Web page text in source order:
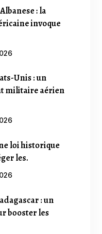
: la
invoque
Unis : un
militaire aérien
loi historique
les.
: un
booster les